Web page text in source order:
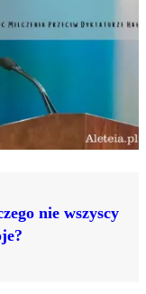
nie wszyscy